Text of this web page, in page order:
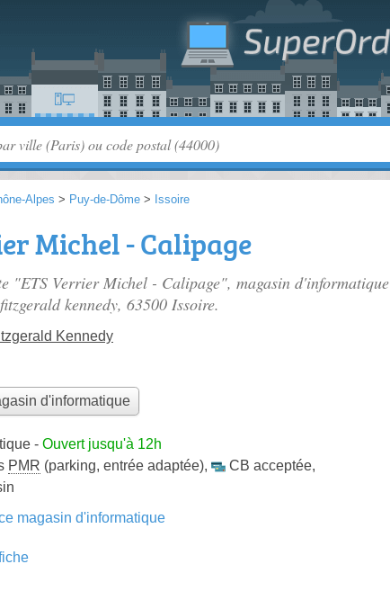
Alpes > Puy-de-Dôme > Issoire
Michel - Calipage
"ETS Verrier Michel - Calipage", magasin d'informatique
kennedy, 63500 Issoire.
Kennedy
d'informatique
- Ouvert jusqu'à 12h
PMR (parking, entrée adaptée), CB acceptée,
magasin d'informatique